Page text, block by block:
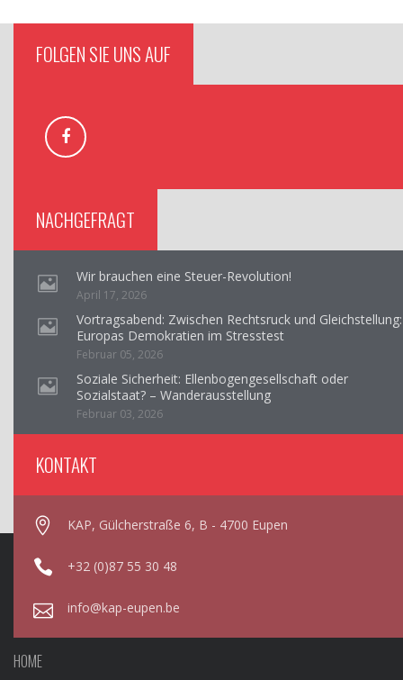
FOLGEN SIE UNS AUF
NACHGEFRAGT
Wir brauchen eine Steuer-Revolution!
April 17, 2026
Vortragsabend: Zwischen Rechtsruck und Gleichstellung:
Europas Demokratien im Stresstest
Februar 05, 2026
Soziale Sicherheit: Ellenbogengesellschaft oder
Sozialstaat? – Wanderausstellung
Februar 03, 2026
KONTAKT
KAP, Gülcherstraße 6, B - 4700 Eupen
+32 (0)87 55 30 48
info@kap-eupen.be
HOME